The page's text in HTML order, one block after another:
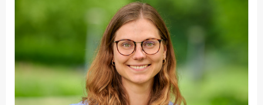
Fakultät
Ingenieurwissenschaften
und Informatik
Fakultät Management,
Kultur und Technik
Fakultät Wirtschafts- und
Sozialwissenschaften